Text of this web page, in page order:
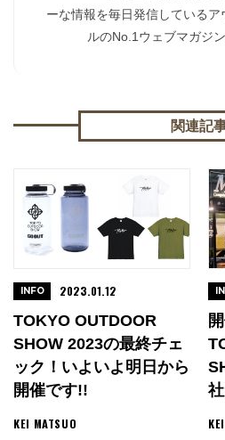
ーな情報を毎日発信している
ルのNo.1ウェブマガジン
関連記
TOKYO OUTDOOR
SHOW 2023の最終チェ
ック！いよいよ明日から
開催です!!
KEI MATSUO
INFO 2023.01.12